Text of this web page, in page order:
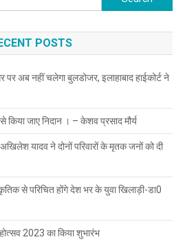
for:
POSTS
पर अब नहीं चलेगा बुलडोजर, इलाहाबाद हाईकोर्ट ने
जाए निदान । – केशव प्रसाद मौर्य
यादव ने दोनों परिवारों के मृतक जनों को दी
से परिचित होंगे देश भर के युवा खिलाड़ी-डा0
2023 का किया शुभारंभ